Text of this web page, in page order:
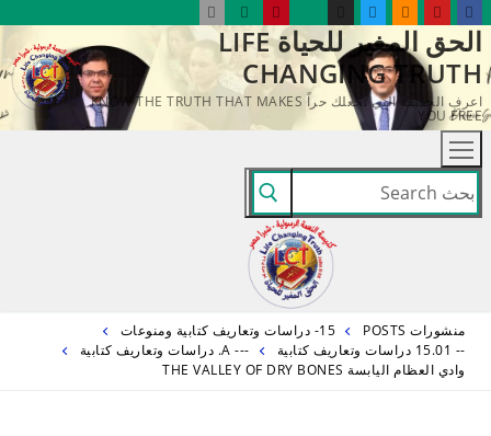
التجاوز
إلى
المحتوى
الحق المغير للحياة LIFE
CHANGING TRUTH
اعرف الحقيقة التي تجعلك حراً KNOW THE TRUTH THAT MAKES
YOU FREE
البحث
عن:
منشورات POSTS
15- دراسات وتعاريف كتابية ومنوعات
-- 15.01 دراسات وتعاريف كتابية
--- A. دراسات وتعاريف كتابية
وادي العظام اليابسة THE VALLEY OF DRY BONES